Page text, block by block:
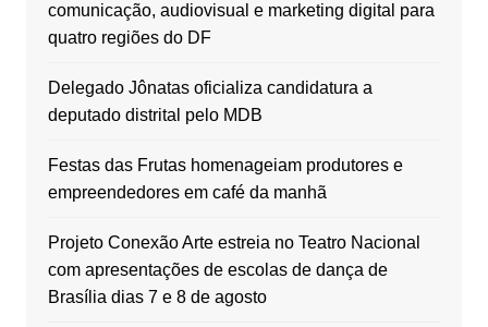
comunicação, audiovisual e marketing digital para
quatro regiões do DF
Delegado Jônatas oficializa candidatura a
deputado distrital pelo MDB
Festas das Frutas homenageiam produtores e
empreendedores em café da manhã
Projeto Conexão Arte estreia no Teatro Nacional
com apresentações de escolas de dança de
Brasília dias 7 e 8 de agosto